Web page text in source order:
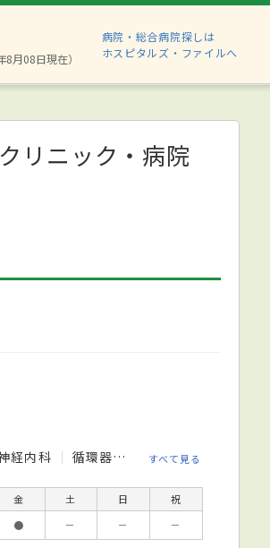
月08日現在）
病院・総合病院探しは
ホスピタルズ・ファイルへ
リニック・病院
経内科 循環器内科 外科 消化器外
すべて見る
金 土 日
祝
● － － －